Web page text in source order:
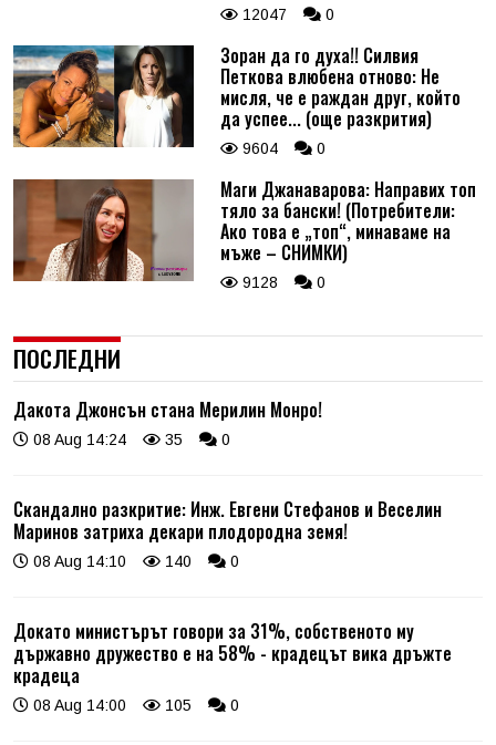
12047 0
Зоран да го духа!! Силвия
Петкова влюбена отново: Не
мисля, че е раждан друг, който
да успее... (още разкрития)
9604 0
Маги Джанаварова: Направих топ
тяло за бански! (Потребители:
Ако това е „топ“, минаваме на
мъже – СНИМКИ)
9128 0
ПОСЛЕДНИ
Дакота Джонсън стана Мерилин Монро!
08 Aug 14:24 35 0
Скандално разкритие: Инж. Евгени Стефанов и Веселин
Маринов затриха декари плодородна земя!
08 Aug 14:10 140 0
Докато министърът говори за 31%, собственото му
държавно дружество е на 58% - крадецът вика дръжте
крадеца
08 Aug 14:00 105 0